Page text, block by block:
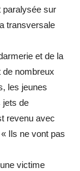
paralysée sur
transversale
et de la
de nombreux
les jeunes
jets de
revenu avec
Ils ne vont pas
victime